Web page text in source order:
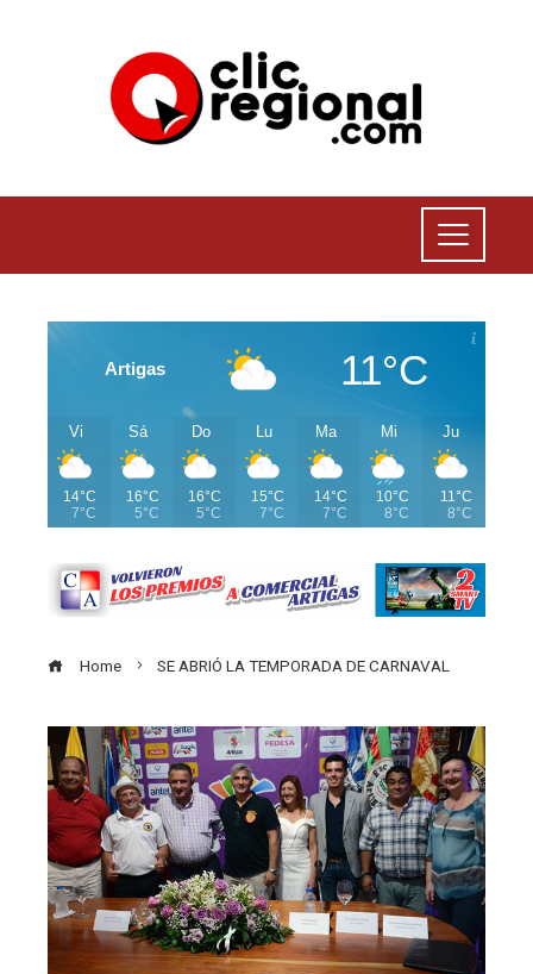
Artigas 11°C
Vi
14°C
7°C
Sá
16°C
5°C
Do
16°C
5°C
Lu
15°C
7°C
Ma
14°C
7°C
Mi
10°C
8°C
Ju
11°C
8°C
Home SE ABRIÓ LA TEMPORADA DE CARNAVAL